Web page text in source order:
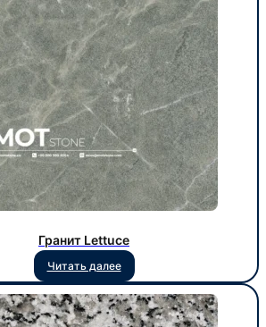
Гранит Lettuce
Читать далее